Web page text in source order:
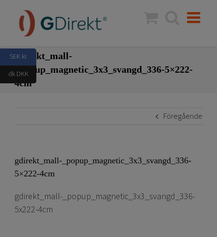
innehållet
gdirekt_mall-
_popup_magnetic_3x3_svangd_336-5×222-
4cm
Föregående
gdirekt_mall-_popup_magnetic_3x3_svangd_336-
5×222-4cm
gdirekt_mall-_popup_magnetic_3x3_svangd_336-
5x222-4cm
SEK kr
dk DKK